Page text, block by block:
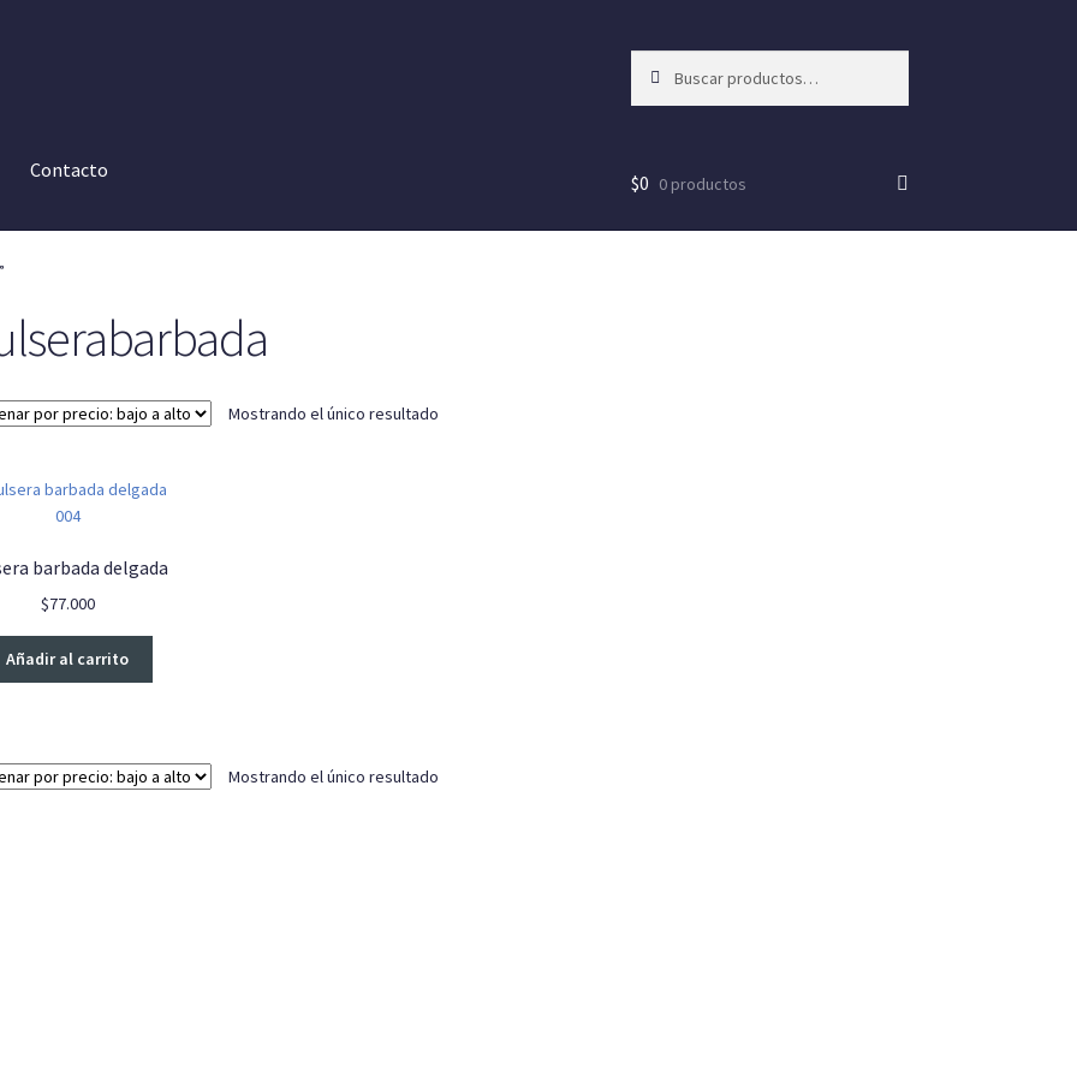
por:
Contacto
$0 0 productos
Mostrando el único resultado
barbada delgada
$77.000
Añadir al carrito
Mostrando el único resultado